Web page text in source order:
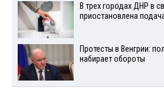
В трех городах ДНР в
приостановлена
Протесты в Венгрии:
набирает обороты